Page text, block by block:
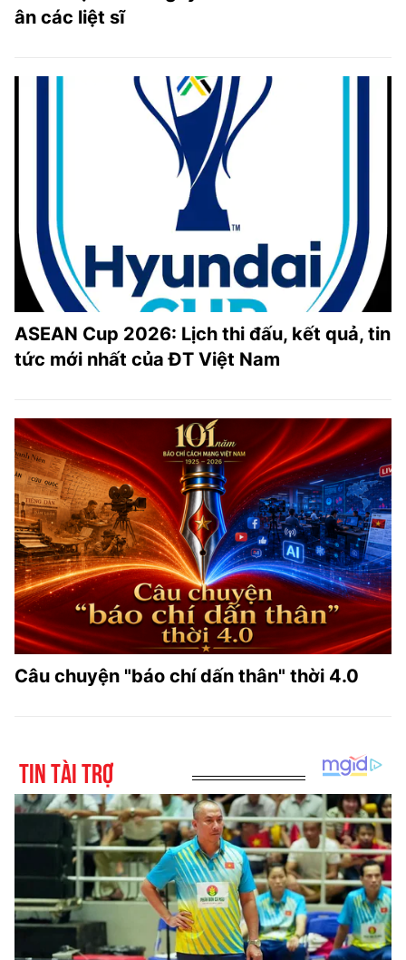
ân các liệt sĩ
ASEAN Cup 2026: Lịch thi đấu, kết quả, tin
tức mới nhất của ĐT Việt Nam
Câu chuyện "báo chí dấn thân" thời 4.0